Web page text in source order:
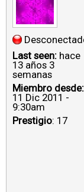
Last seen: hace
13 años 3
semanas
Miembro desde:
11 Dic 2011 -
9:30am
Prestigio: 17